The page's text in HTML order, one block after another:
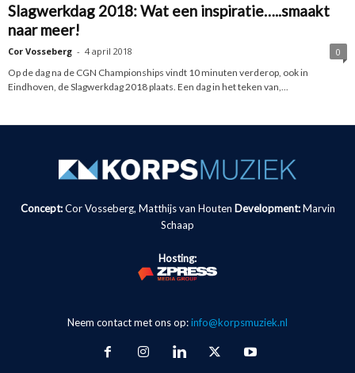
Slagwerkdag 2018: Wat een inspiratie…..smaakt
naar meer!
Cor Vosseberg - 4 april 2018
0
Op de dag na de CGN Championships vindt 10 minuten verderop, ook in
Eindhoven, de Slagwerkdag 2018 plaats. Een dag in het teken van,...
Concept:Cor Vosseberg, Matthijs van Houten Development: Marvin
Schaap
Hosting:
Neem contact met ons op:info@korpsmuziek.nl